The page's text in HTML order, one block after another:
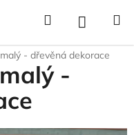
Hledat NÁKUPNÍ
KOŠÍK
- dřevěná dekorace
-